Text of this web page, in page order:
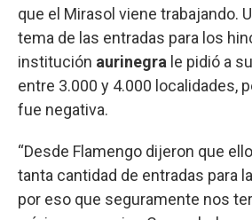
que el Mirasol viene trabajando.
tema de las entradas para los
institución aurinegra le pidió a
entre 3.000 y 4.000 localidades,
fue negativa.
“Desde Flamengo dijeron que
tanta cantidad de entradas para
por eso que seguramente nos